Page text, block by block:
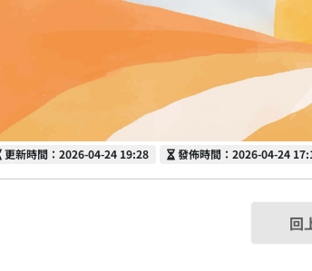
更新時間
更新時間：2026-04-24 19:28 發佈時間
發佈時間：2026-04-24
回